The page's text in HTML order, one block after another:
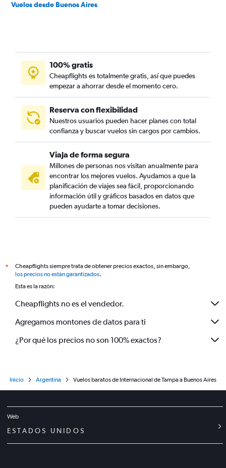
Vuelos desde Buenos Aires
100% gratis
Cheapflights es totalmente gratis, así que puedes
empezar a ahorrar desde el momento cero.
Reserva con flexibilidad
Nuestros usuarios pueden hacer planes con total
confianza y buscar vuelos sin cargos por cambios.
Viaja de forma segura
Millones de personas nos visitan anualmente para
encontrar los mejores vuelos. Ayudamos a que la
planificación de viajes sea fácil, proporcionando
información útil y gráficos basados en datos que
pueden ayudarte a tomar decisiones.
*
Cheapflights siempre trata de obtener precios exactos, sin embargo,
los precios no están garantizados.
Esta es la razón:
Cheapflights no es el vendedor.
Agregamos montones de datos para ti
¿Por qué los precios no son 100% exactos?
Inicio Argentina Vuelos baratos de Internacional de Tampa a Buenos Aires
Web
ESTADOS UNIDOS